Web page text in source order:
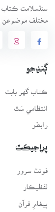
مختلف موضوعن
ڳنڍجو
ڪتاب گهر بابت
انتظامي سَٿ
رابطو
پراجيڪٽ
لفظيڪار
پيغامِ قرآن